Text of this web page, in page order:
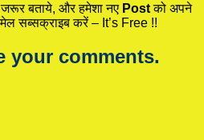
बताये, और हमेशा नए Postको अपने
सब्सक्राइब करें – It’s Free !!
your comments.